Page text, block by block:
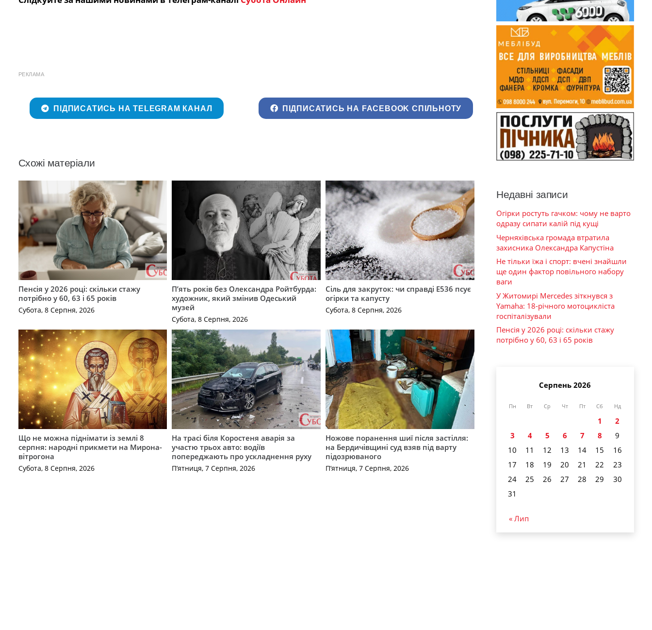
РЕКЛАМА
ПІДПИСАТИСЬ НА TELEGRAM КАНАЛ ПІДПИСАТИСЬ НА FACEBOOK СПІЛЬНОТУ
Схожі матеріали
Пенсія у 2026 році: скільки стажу
потрібно у 60, 63 і 65 років
Субота, 8 Серпня, 2026
П’ять років без Олександра Ройтбурда:
художник, який змінив Одеський
музей
Субота, 8 Серпня, 2026
Сіль для закруток: чи справді Е536 псує
огірки та капусту
Субота, 8 Серпня, 2026
Що не можна піднімати із землі 8
серпня: народні прикмети на Мирона-
вітрогона
Субота, 8 Серпня, 2026
На трасі біля Коростеня аварія за
участю трьох авто: водіїв
попереджають про ускладнення руху
П’ятниця, 7 Серпня, 2026
Ножове поранення шиї після застілля:
на Бердичівщині суд взяв під варту
підозрюваного
П’ятниця, 7 Серпня, 2026
Недавні записи
Огірки ростуть гачком: чому не варто
одразу сипати калій під кущі
Черняхівська громада втратила
захисника Олександра Капустіна
Не тільки їжа і спорт: вчені знайшли
ще один фактор повільного набору
ваги
У Житомирі Mercedes зіткнувся з
Yamaha: 18-річного мотоцикліста
госпіталізували
Пенсія у 2026 році: скільки стажу
потрібно у 60, 63 і 65 років
Серпень 2026
Пн Вт Ср Чт Пт Сб Нд
1
2
3
4 5 6 7 8
9
10
11 12 13 14 15
16
17
18 19 20 21 22
23
24
25 26 27 28 29
30
31
« Лип